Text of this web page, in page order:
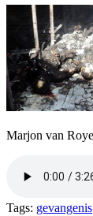
Marjon van
Tags: gevangenis